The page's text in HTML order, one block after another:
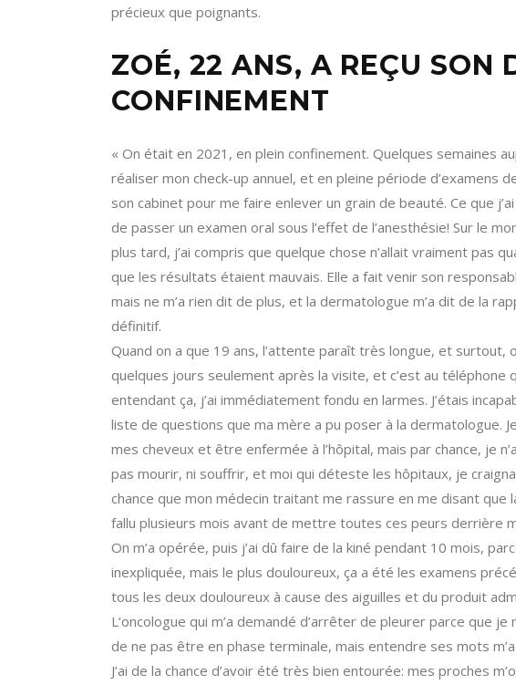
précieux que poignants.
ZOÉ, 22 ANS, A REÇU SON
CONFINEMENT
« On était en 2021, en plein confinement. Quelques semaines
réaliser mon check-up annuel, et en pleine période d’examens
son cabinet pour me faire enlever un grain de beauté. Ce que
de passer un examen oral sous l’effet de l’anesthésie! Sur le
plus tard, j’ai compris que quelque chose n’allait vraiment pas
que les résultats étaient mauvais. Elle a fait venir son
mais ne m’a rien dit de plus, et la dermatologue m’a dit de la
définitif.
Quand on a que 19 ans, l’attente paraît très longue, et
quelques jours seulement après la visite, et c’est au téléphone
entendant ça, j’ai immédiatement fondu en larmes. J’étais
liste de questions que ma mère a pu poser à la dermatologue.
mes cheveux et être enfermée à l’hôpital, mais par chance, je
pas mourir, ni souffrir, et moi qui déteste les hôpitaux, je
chance que mon médecin traitant me rassure en me disant que
fallu plusieurs mois avant de mettre toutes ces peurs derrière
On m’a opérée, puis j’ai dû faire de la kiné pendant 10 mois,
inexpliquée, mais le plus douloureux, ça a été les examens
tous les deux douloureux à cause des aiguilles et du produit
L’oncologue qui m’a demandé d’arrêter de pleurer parce que je
de ne pas être en phase terminale, mais entendre ses mots
J’ai de la chance d’avoir été très bien entourée: mes proches